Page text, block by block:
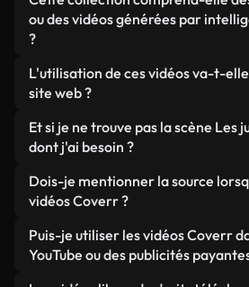
ou des vidéos générées par
?
Les deux. Il s'agit d'une
composée de véritables images
générées par IA. Chaque vidéo
identifiée afin que vous sachiez
vous utilisez.
L'utilisation de ces vidéos va-t-
site web ?
Sauf si vous choisissez nos
Nous proposons des formats
ils conservent une qualité
minimisant les temps de
améliorant des indicateurs
Et si je ne trouve pas la scène Les
dont j'ai besoin ?
Vous pouvez en créer une
Coverr AI Studio. Il vous suffit
et le Studio générera en
vidéo personnalisée conforme à
licence.
Dois-je mentionner la source
vidéos Coverr ?
Aucune attribution n'est requise.
de notre bibliothèque sont libres
Puis-je utiliser les vidéos Coverr
YouTube ou des publicités
Oui. Toutes les séquences vidéo